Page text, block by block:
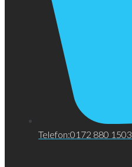
Telefon:0172 880 1503